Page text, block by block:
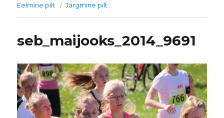
Eelmine pilt Järgmine pilt
seb_maijooks_2014_9691